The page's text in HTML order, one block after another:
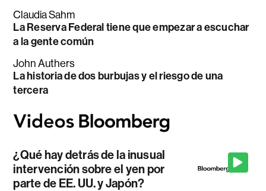
Claudia Sahm
La Reserva Federal tiene que empezar a escuchar
a la gente común
John Authers
La historia de dos burbujas y el riesgo de una
tercera
¿Qué hay detrás de la inusual
intervención sobre el yen por
parte de EE. UU. y Japón?